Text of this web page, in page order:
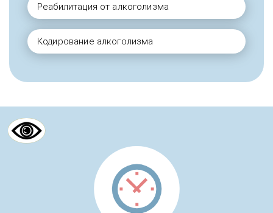
Реабилитация от алкоголизма
Кодирование алкоголизма